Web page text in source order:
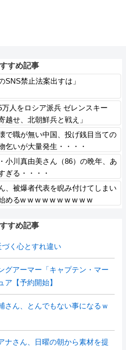
すめ記事
SNS禁止法案出すは」
万人をロシア派兵 ゼレンスキー
越せ、北朝鮮兵と戦え」
で職が無い中国、投げ銭目当ての
乞いが大量発生・・・・
小川真由美さん（86）の晩年、あ
ぎる・・・・
、被爆者代表を睨み付けてしまい
めるw w w w w w w w w w
すめ記事
く心とすれ違い
グアーマー「キャプテン・マー
【予約開始】
さん、とんでもない事になるｗ
ナさん、日曜の朝から素材を提